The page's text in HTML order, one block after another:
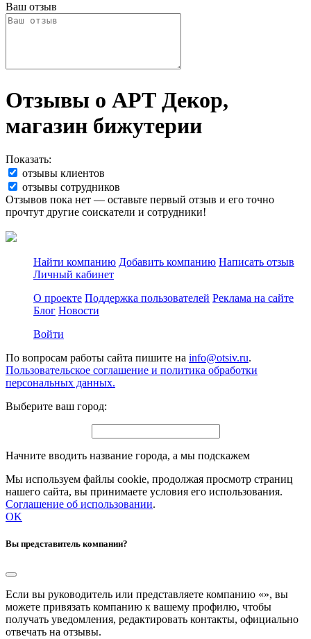
Ваш отзыв
Отзывы о АРТ Декор,
магазин бижутерии
Показать:
отзывы клиентов
отзывы сотрудников
Отзывов пока нет — оставьте первый отзыв и его точно
прочтут другие соискатели и сотрудники!
Найти компанию Добавить компанию Написать отзыв
Личный кабинет
О проекте Поддержка пользователей Реклама на сайте
Блог Новости
Войти
По вопросам работы сайта пишите на info@otsiv.ru.
Пользовательское соглашение и политика обработки
персональных данных.
Выберите ваш город:
Начните вводить название города, а мы подскажем
Мы используем файлы cookie, продолжая просмотр страниц
нашего сайта, вы принимаете условия его использования.
Соглашение об использовании.
OK
Вы представитель компании?
Если вы руководитель или представляете компанию «», вы
можете привязать компанию к вашему профилю, чтобы
получать уведомления, редактировать контакты, официально
отвечать на отзывы.